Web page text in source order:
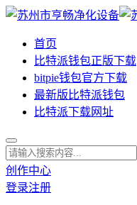
首页
比特派钱包正版下载
bitpie钱包官方下载
最新版比特派钱包
比特派下载网址
创作中心
登录注册